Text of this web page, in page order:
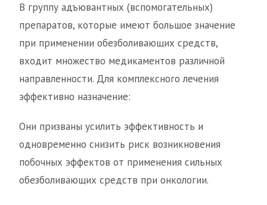
В группу адъювантных (вспомогательных)
препаратов, которые имеют большое значение
при применении обезболивающих средств,
входит множество медикаментов различной
направленности. Для комплексного лечения
эффективно назначение:
Они призваны усилить эффективность и
одновременно снизить риск возникновения
побочных эффектов от применения сильных
обезболивающих средств при онкологии.